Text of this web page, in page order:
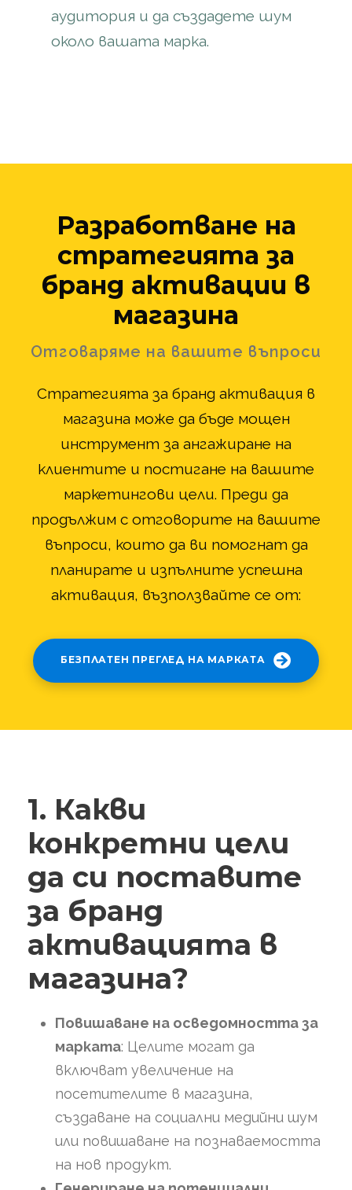
аудитория и да създадете шум
около вашата марка.
Разработване на
стратегията за
бранд активации в
магазина
Отговаряме на вашите въпроси
Стратегията за бранд активация в
магазина може да бъде мощен
инструмент за ангажиране на
клиентите и постигане на вашите
маркетингови цели. Преди да
продължим с отговорите на вашите
въпроси, които да ви помогнат да
планирате и изпълните успешна
активация, възползвайте се от:
БЕЗПЛАТЕН ПРЕГЛЕД НА МАРКАТА
1. Какви
конкретни цели
да си поставите
за бранд
активацията в
магазина?
Повишаване на осведомността за
марката: Целите могат да
включват увеличение на
посетителите в магазина,
създаване на социални медийни шум
или повишаване на познаваемостта
на нов продукт.